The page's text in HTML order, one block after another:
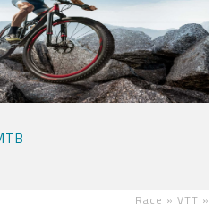
Race » VTT »